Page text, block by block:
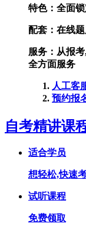
特色： 全面
配套： 在线
服务： 从报
全方面服务
人工客
预约报
自考精讲课
适合学员
想轻松,快速
试听课程
免费领取